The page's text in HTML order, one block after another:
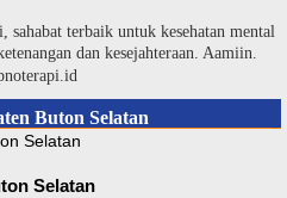
terbaik untuk kesehatan mental
dan kesejahteraan. Aamiin.
Buton Selatan
Selatan